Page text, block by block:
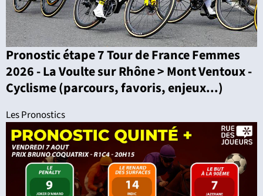
Pronostic étape 7 Tour de France Femmes
2026 - La Voulte sur Rhône > Mont Ventoux -
Cyclisme (parcours, favoris, enjeux...)
Les Pronostics